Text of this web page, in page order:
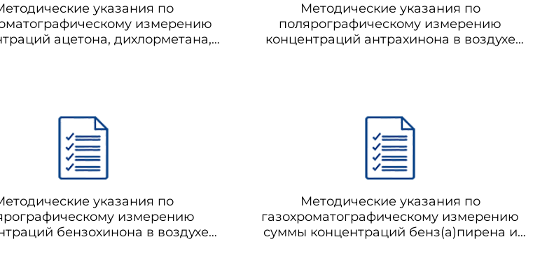
указания по
измерению
ацетона, дихлорметана,
Методические указания по
полярографическому измерению
концентраций антрахинона в воздухе
указания по
измерению
бензохинона в воздухе
Методические указания по
газохроматографическому измерению
суммы концентраций бенз(а)пирена и